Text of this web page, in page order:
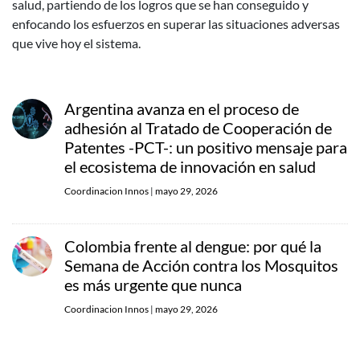
salud, partiendo de los logros que se han conseguido y
enfocando los esfuerzos en superar las situaciones adversas
que vive hoy el sistema.
Argentina avanza en el proceso de
adhesión al Tratado de Cooperación de
Patentes -PCT-: un positivo mensaje para
el ecosistema de innovación en salud
Coordinacion Innos | mayo 29, 2026
Colombia frente al dengue: por qué la
Semana de Acción contra los Mosquitos
es más urgente que nunca
Coordinacion Innos | mayo 29, 2026